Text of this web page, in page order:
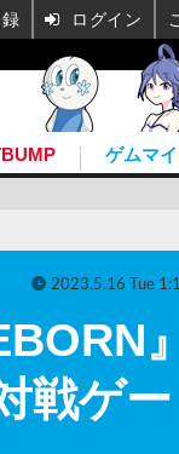
ゲムマ
』
戦ゲー
2023.5.16 Tue
ログイン